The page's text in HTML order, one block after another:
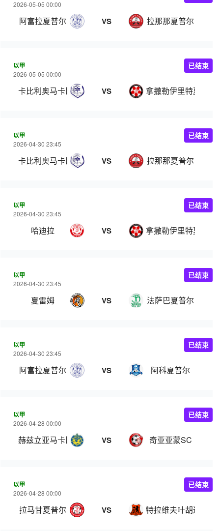
2026-05-05 00:00
阿富拉夏普尔 VS 拉那那夏普尔
以甲
2026-05-05 00:00
卡比利奥马卡比 VS 拿撒勒伊里特夏普尔
已结束
以甲
2026-04-30 23:45
卡比利奥马卡比 VS 拉那那夏普尔
已结束
以甲
2026-04-30 23:45
哈迪拉 VS 拿撒勒伊里特夏普尔
已结束
以甲
2026-04-30 23:45
夏雷姆 VS 法萨巴夏普尔
已结束
以甲
2026-04-30 23:45
阿富拉夏普尔 VS 阿科夏普尔
已结束
以甲
2026-04-28 00:00
赫兹立亚马卡比 VS 奇亚亚蒙SC
已结束
以甲
2026-04-28 00:00
拉马甘夏普尔 VS 特拉维夫叶胡达
已结束